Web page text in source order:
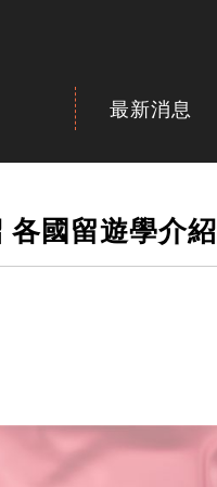
最新消息
各國留遊學介紹